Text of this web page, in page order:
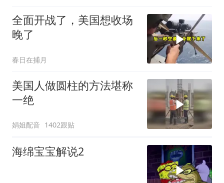
全面开战了，美国想收场
晚了
春日在捕月
美国人做圆柱的方法堪称
一绝
娟姐配音 1402跟贴
海绵宝宝解说2